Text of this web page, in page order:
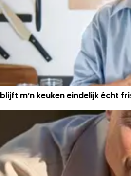
m’n keuken eindelijk écht